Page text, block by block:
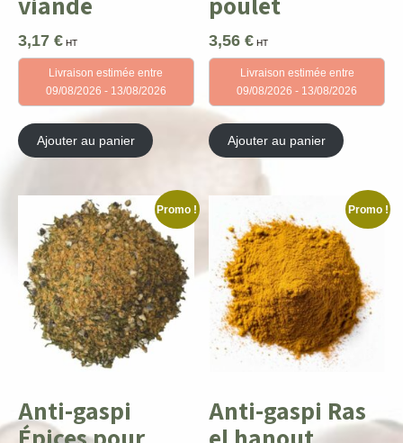
3,17 € HT
Livraison estimée entre
09/08/2026 - 13/08/2026
Ajouter au panier
3,56€ HT
Livraison estimée entre
09/08/2026 - 13/08/2026
Ajouter au panier
Promo !
Anti-gaspi
Promo !
Anti-gaspi Ras